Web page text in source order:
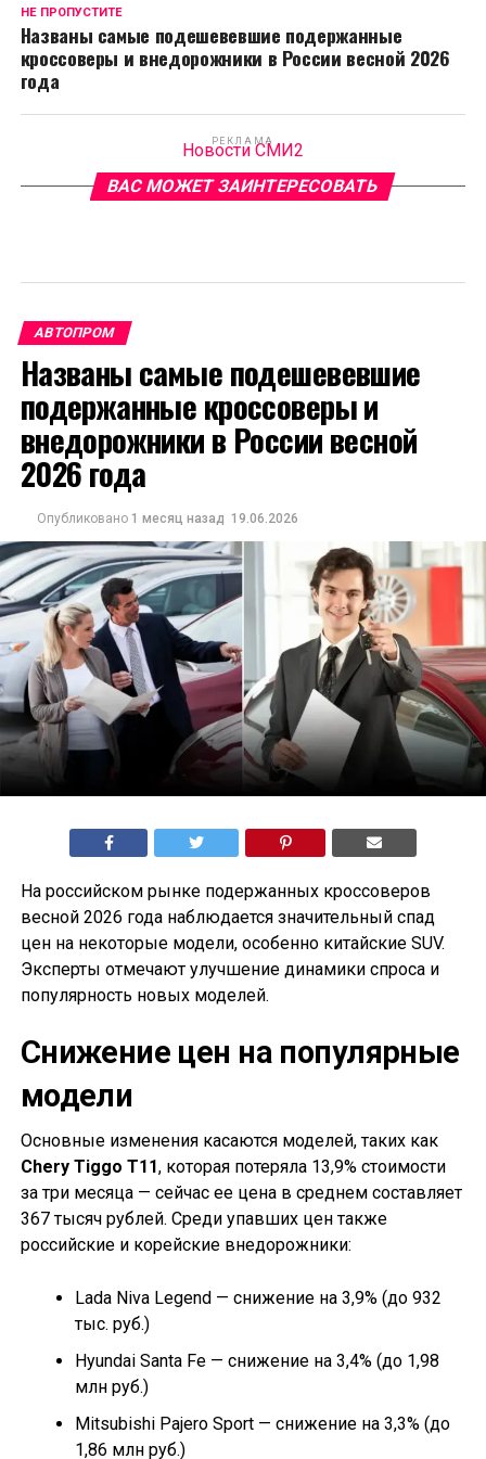
НЕ ПРОПУСТИТЕ
Названы самые подешевевшие подержанные
кроссоверы и внедорожники в России весной 2026
года
РЕКЛАМА
Новости СМИ2
ВАС МОЖЕТ ЗАИНТЕРЕСОВАТЬ
АВТОПРОМ
Названы самые подешевевшие
подержанные кроссоверы и
внедорожники в России весной
2026 года
Опубликовано 1 месяц назад 19.06.2026
На российском рынке подержанных кроссоверов
весной 2026 года наблюдается значительный спад
цен на некоторые модели, особенно китайские SUV.
Эксперты отмечают улучшение динамики спроса и
популярность новых моделей.
Снижение цен на популярные
модели
Основные изменения касаются моделей, таких как
Chery Tiggo T11, которая потеряла 13,9% стоимости
за три месяца — сейчас ее цена в среднем составляет
367 тысяч рублей. Среди упавших цен также
российские и корейские внедорожники:
Lada Niva Legend — снижение на 3,9% (до 932
тыс. руб.)
Hyundai Santa Fe — снижение на 3,4% (до 1,98
млн руб.)
Mitsubishi Pajero Sport — снижение на 3,3% (до
1,86 млн руб.)